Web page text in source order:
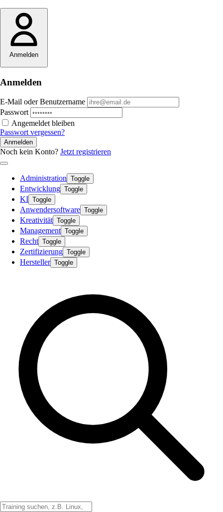
Anmelden
Anmelden
E-Mail oder Benutzername
Passwort
Angemeldet bleiben
Passwort vergessen?
Anmelden
Noch kein Konto? Jetzt registrieren
Administration Toggle
Entwicklung Toggle
KI Toggle
Anwendersoftware Toggle
Kreativität Toggle
Management Toggle
Recht Toggle
Zertifizierung Toggle
Hersteller Toggle